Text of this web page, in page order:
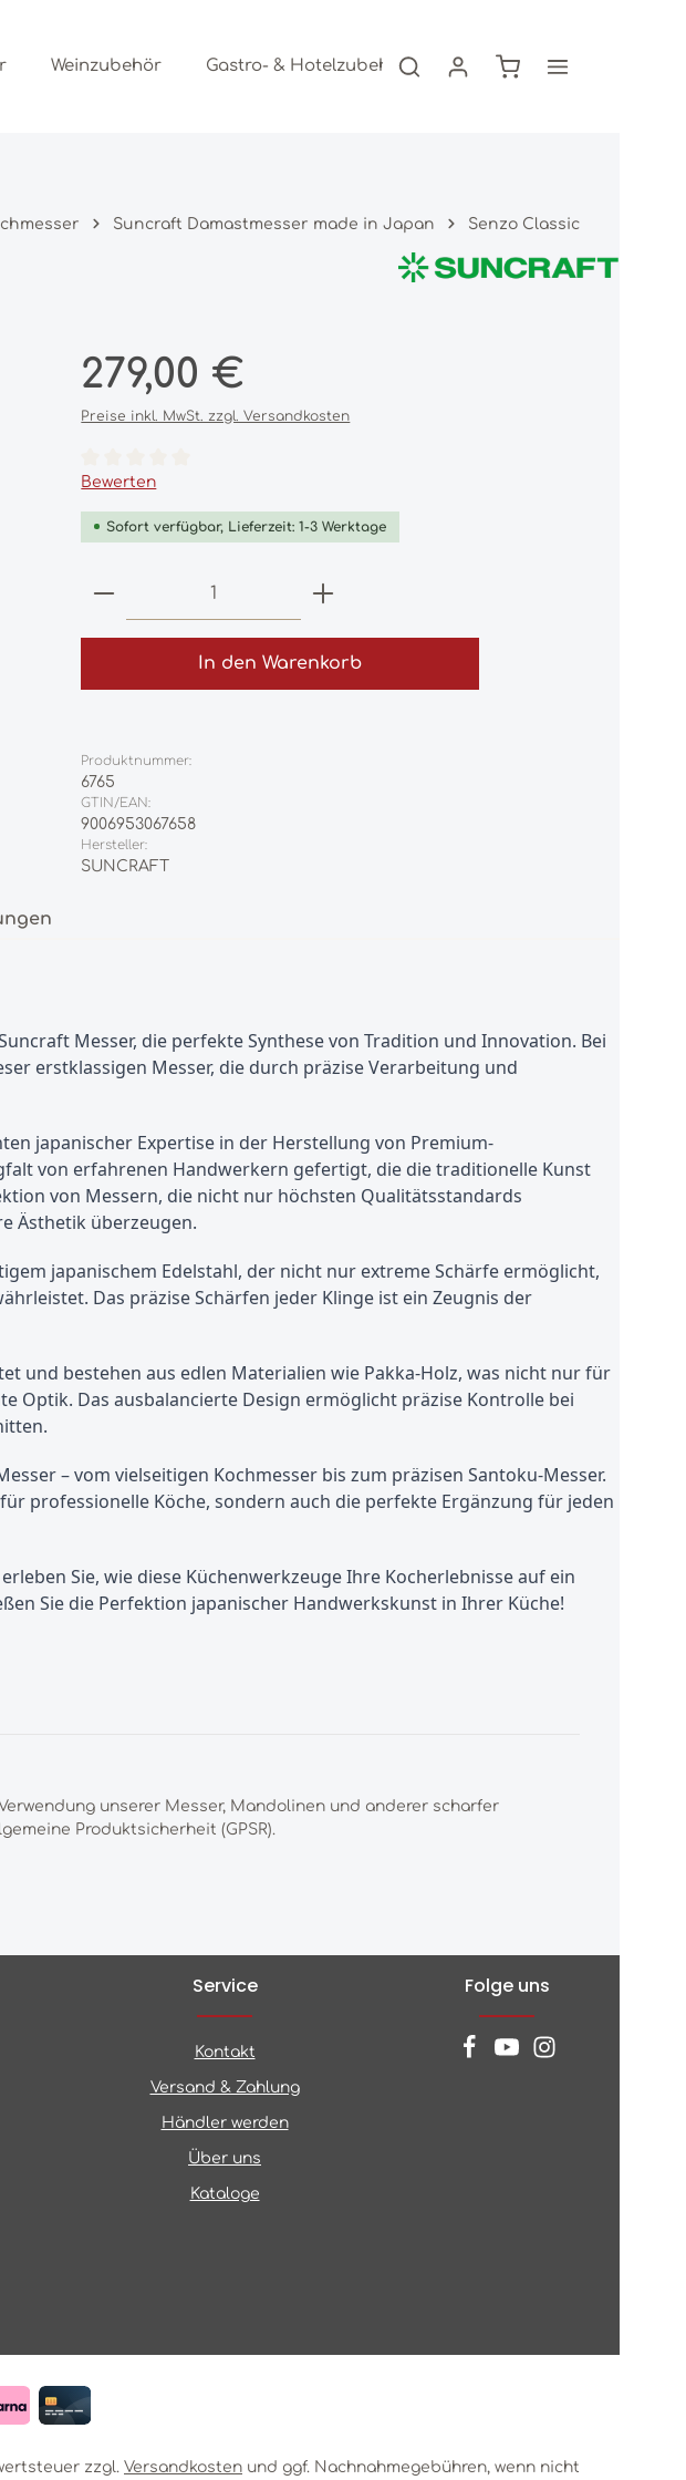
Weinzubehör Gastro- & Hotelzubehör Freizeitartikel
Warenkorb enthält
Suncraft Damastmesser made in Japan Senzo Classic
Regulärer Preis:
279,00 €
Preise inkl. MwSt. zzgl. Versandkosten
Durchschnittliche Bewertung von 0 von 5 Sternen
Bewerten
Sofort verfügbar, Lieferzeit: 1-3 Werktage
Produkt Anzahl: Gib den gewünschten
In den Warenkorb
Produktnummer:
6765
GTIN/EAN:
9006953067658
Hersteller:
SUNCRAFT
Messer, die perfekte Synthese von Tradition und Innovation. Bei
erstklassigen Messer, die durch präzise Verarbeitung und
japanischer Expertise in der Herstellung von Premium-
von erfahrenen Handwerkern gefertigt, die die traditionelle Kunst
von Messern, die nicht nur höchsten Qualitätsstandards
Ästhetik überzeugen.
japanischem Edelstahl, der nicht nur extreme Schärfe ermöglicht,
Das präzise Schärfen jeder Klinge ist ein Zeugnis der
und bestehen aus edlen Materialien wie Pakka-Holz, was nicht nur für
Optik. Das ausbalancierte Design ermöglicht präzise Kontrolle bei
– vom vielseitigen Kochmesser bis zum präzisen Santoku-Messer.
professionelle Köche, sondern auch die perfekte Ergänzung für jeden
Sie, wie diese Küchenwerkzeuge Ihre Kocherlebnisse auf ein
Sie die Perfektion japanischer Handwerkskunst in Ihrer Küche!
unserer Messer, Mandolinen und anderer scharfer
Produktsicherheit (GPSR).
Service
Kontakt
Versand & Zahlung
Händler werden
Über uns
Kataloge
Folge uns
zzgl. Versandkosten und ggf. Nachnahmegebühren, wenn nicht